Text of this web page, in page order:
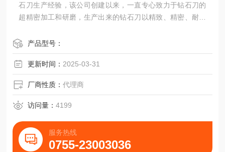
石刀生产经验，该公司创建以来，一直专心致力于钻石刀的
超精密加工和研磨，生产出来的钻石刀以精致、精密、耐用
刀制造领域的和革新者。
DIATOME钻石刀 常规组织切片钻石刀 戴通钻石刀 瑞士钻石
刀
产品型号：
更新时间： 2025-03-31
厂商性质：代理商
访问量：4199
服务热线
0755-23003036